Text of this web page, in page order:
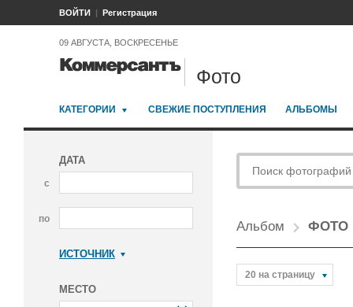
ВОЙТИ Регистрация
09 АВГУСТА, ВОСКРЕСЕНЬЕ
Фото
КАТЕГОРИИ СВЕЖИЕ ПОСТУПЛЕНИЯ АЛЬБОМЫ
ДАТА
с
по
ИСТОЧНИК
МЕСТО
Альбом ФОТО
20 на страницу